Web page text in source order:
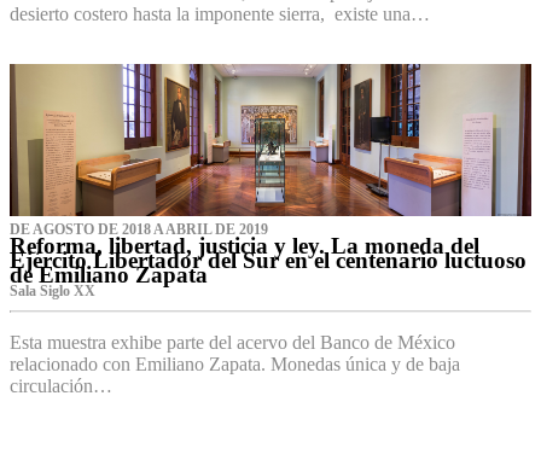
desierto costero hasta la imponente sierra, existe una…
DE AGOSTO DE 2018 A ABRIL DE 2019
Reforma, libertad, justicia y ley. La moneda del
Ejército Libertador del Sur en el centenario luctuoso
de Emiliano Zapata
Sala Siglo XX
Esta muestra exhibe parte del acervo del Banco de México
relacionado con Emiliano Zapata. Monedas única y de baja
circulación…